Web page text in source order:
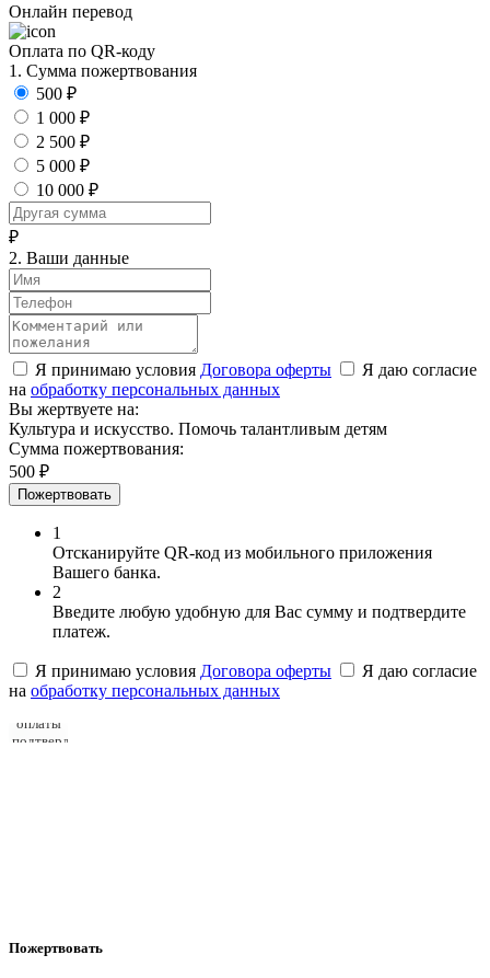
Онлайн перевод
Оплата по QR-коду
1. Сумма пожертвования
500 ₽
1 000 ₽
2 500 ₽
5 000 ₽
10 000 ₽
₽
2. Ваши данные
Я принимаю условия Договора оферты
Я даю согласие
на обработку персональных данных
Вы жертвуете на:
Культура и искусство. Помочь талантливым детям
Сумма пожертвования:
500 ₽
Пожертвовать
1
Отсканируйте QR-код из мобильного приложения
Вашего банка.
2
Введите любую удобную для Вас сумму и подтвердите
платеж.
Я принимаю условия Договора оферты
Я даю согласие
на обработку персональных данных
оплаты
подтвердите
Пожертвовать